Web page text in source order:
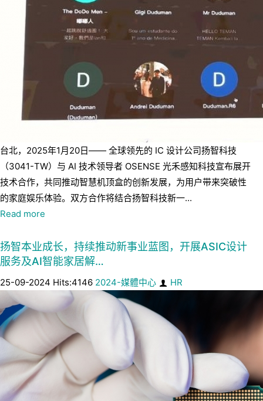
台北，2025年1月20日—— 全球领先的 IC 设计公司扬智科技
（3041-TW）与 AI 技术领导者 OSENSE 光禾感知科技宣布展开
技术合作，共同推动智慧机顶盒的创新发展，为用户带来突破性
的家庭娱乐体验。双方合作将结合扬智科技新一...
Read more
扬智本业成长，持续推动新事业蓝图，开展ASIC设计
服务及AI智能家居解…
25-09-2024 Hits:4146 2024-媒體中心 HR